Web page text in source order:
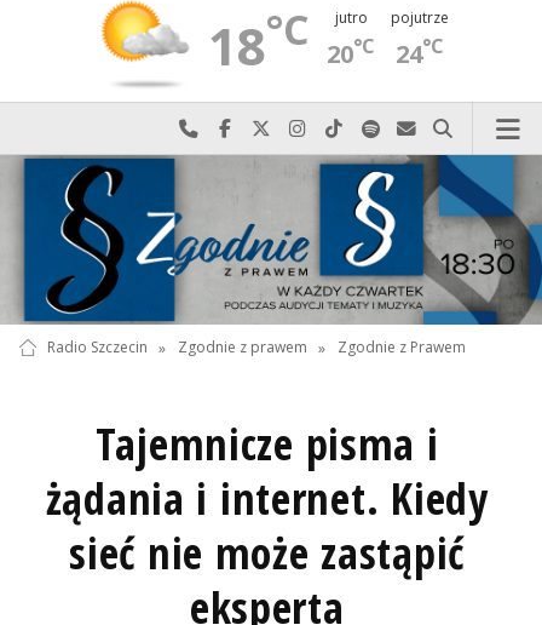
18°C jutro
20°C
pojutrze
24°C
Najlepiej po prostu do nas zadzwoń
Odwiedź nas na Facebook-u
Odwiedź nas na X
Odwiedź nas na Instagram-ie
Odwiedź nas na TikTok-u
Szukaj nas na Spotify
Wyślij do nas
Szukaj
Radio Szczecin » Zgodnie z prawem » Zgodnie z Prawem
Tajemnicze pisma i
żądania i internet. Kiedy
sieć nie może zastąpić
eksperta